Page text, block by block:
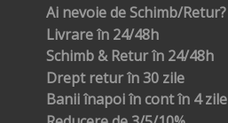
Ai nevoie de Schimb/Retur?
Livrare în 24/48h
Schimb & Retur în 24/48h
Drept retur în 30 zile
Banii înapoi în cont în 4 zile